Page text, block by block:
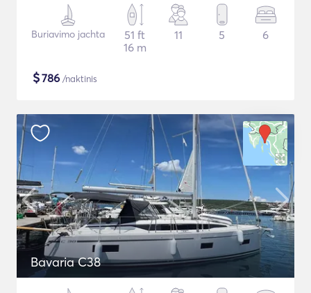
Buriavimo jachta
51 ft
16 m
11 5 6
$786 /naktinis
Bavaria C38